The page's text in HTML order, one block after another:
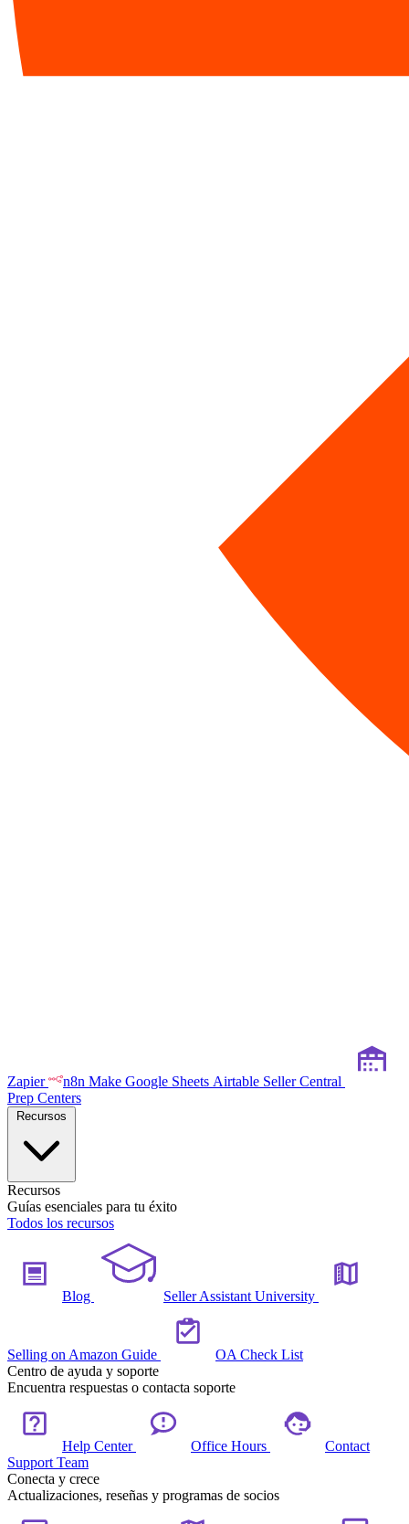
Zapier n8n Make Google Sheets Airtable Seller Central
Prep Centers
Recursos
Guías esenciales para tu éxito
Todos los recursos
Blog Seller Assistant University
Selling on Amazon Guide
OA Check List
Centro de ayuda y soporte
Encuentra respuestas o contacta soporte
Help Center Office Hours
Contact
Support Team
Conecta y crece
Actualizaciones, reseñas y programas de socios